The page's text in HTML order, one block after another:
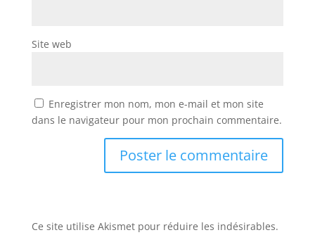
Site web
Enregistrer mon nom, mon e-mail et mon site
dans le navigateur pour mon prochain commentaire.
Ce site utilise Akismet pour réduire les indésirables.